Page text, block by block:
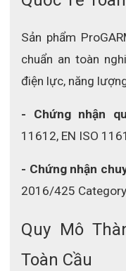
Sản phẩm
chuẩn an toàn
điện lực, năng
- Chứng nhận
11612, EN ISO
- Chứng nhận
2016/425 Category
Quy Mô
Toàn Cầu